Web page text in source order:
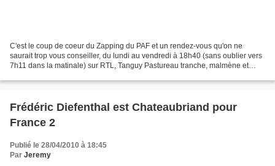
C'est le coup de coeur du Zapping du PAF et un rendez-vous qu'on ne
saurait trop vous conseiller, du lundi au vendredi à 18h40 (sans oublier vers
7h11 dans la matinale) sur RTL, Tanguy Pastureau tranche, malmène et
Frédéric Diefenthal est Chateaubriand pour
France 2
Publié le 28/04/2010 à 18:45
Par Jeremy